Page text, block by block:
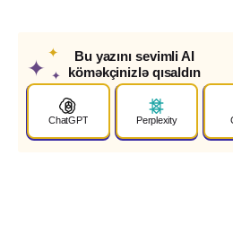
✦
✦
✦
Bu yazını sevimli AI
köməkçinizlə qısaldın
ChatGPT Perplexity